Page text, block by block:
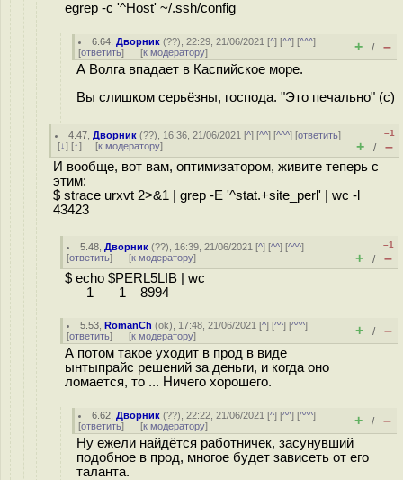
egrep -c '^Host' ~/.ssh/config
6.64 ,Дворник (??), 22:29, 21/06/2021 [^] [^^] [^^^]
[ответить] [к модератору] + / –
А Волга впадает в Каспийское море.
Вы слишком серьёзны, господа. "Это печально" (с)
4.47 ,Дворник (??), 16:36, 21/06/2021 [^] [^^] [^^^] [ответить]
[↓] [↑] [к модератору]
–1
+ / –
И вообще, вот вам, оптимизатором, живите теперь с
этим:
$ strace urxvt 2>&1 | grep -E '^stat.+site_perl' | wc -l
43423
5.48 ,Дворник (??), 16:39, 21/06/2021 [^] [^^] [^^^]
[ответить] [к модератору]
–1
+ / –
$ echo $PERL5LIB | wc
1 1 8994
5.53 ,RomanCh (ok), 17:48, 21/06/2021 [^] [^^] [^^^]
[ответить] [к модератору] + / –
А потом такое уходит в прод в виде
ынтыпрайс решений за деньги, и когда оно
ломается, то ... Ничего хорошего.
6.62 ,Дворник (??), 22:22, 21/06/2021 [^] [^^] [^^^]
[ответить] [к модератору] + / –
Ну ежели найдётся работничек, засунувший
подобное в прод, многое будет зависеть от его
таланта.